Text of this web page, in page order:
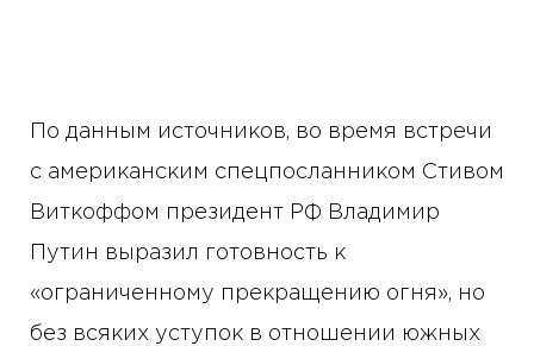
По данным источников, во время встречи
с американским спецпосланником Стивом
Виткоффом президент РФ Владимир
Путин выразил готовность к
«ограниченному прекращению огня», но
без всяких уступок в отношении южных